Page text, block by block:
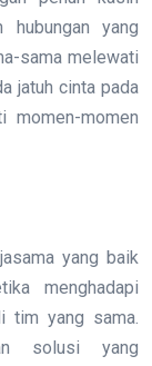
hubungan yang
sama melewati
jatuh cinta pada
momen-momen
yang baik
menghadapi
tim yang sama.
solusi yang